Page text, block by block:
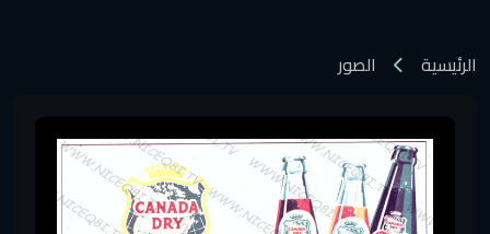
الرئيسية الصور